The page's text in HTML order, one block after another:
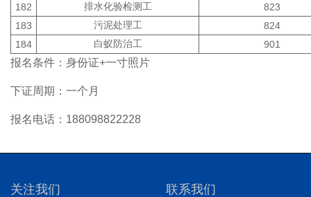
182
排水化验检测工
823
183
污泥处理工
824
184
白蚁防治工 901
报名条件：身份证+一寸照片
下证周期：一个月
报名电话：188098822228
关注我们 联系我们